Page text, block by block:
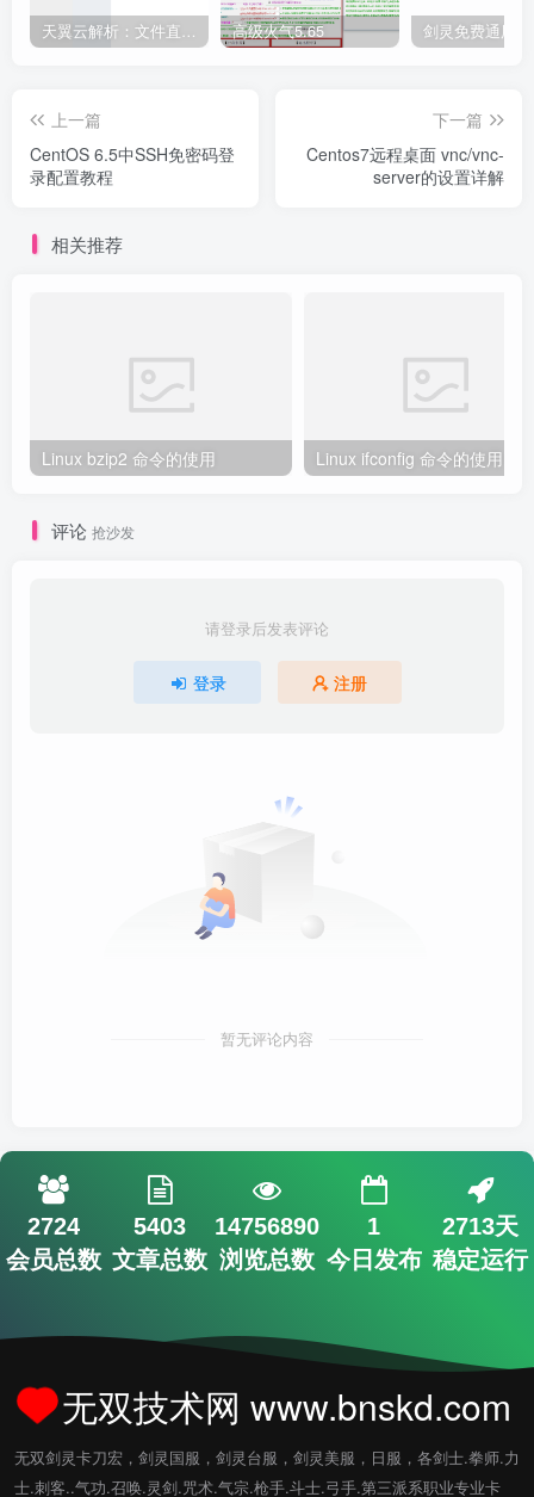
天翼云解析：文件直链获取源码 高级火气5.65
上一篇
CentOS 6.5中SSH免密码登
录配置教程
下一篇
Centos7远程桌面 vnc/vnc-
server的设置详解
相关推荐
Linux bzip2 命令的使用 Linux ifconfig 命令的使用
评论 抢沙发
请登录后发表评论
登录 注册
暂无评论内容
2724
会员总数
5403
文章总数
14756890
浏览总数
1
今日发布
2713天
稳定运行
无双技术网 www.bnskd.com
无双剑灵卡刀宏，剑灵国服，剑灵台服，剑灵美服，日服，各剑士.拳师.力
士.刺客..气功.召唤.灵剑.咒术.气宗.枪手.斗士.弓手.第三派系职业专业卡